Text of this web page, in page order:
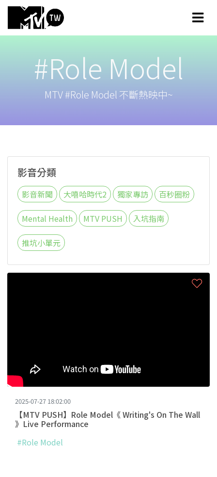
#Role Model
MTV #Role Model 不斷熱映中~
影音分類
影音新聞 大嘻哈時代2 獨家專訪 百秒圈粉
Mental Health MTV PUSH 入坑指南
推坑小單元
2025-07-27 18:02:00
【MTV PUSH】Role Model《 Writing's On The Wall
》Live Performance
#Role Model